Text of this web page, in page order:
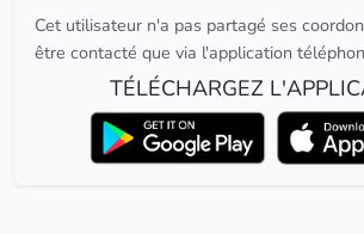
Cet utilisateur n'a pas partagé ses
être contacté que via l'application
TÉLÉCHARGEZ